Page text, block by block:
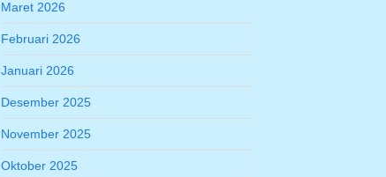
Maret 2026
Februari 2026
Januari 2026
Desember 2025
November 2025
Oktober 2025